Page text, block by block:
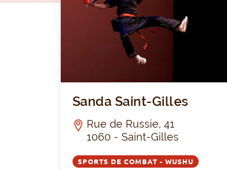
Sanda Saint-Gilles
Rue de Russie, 41
1060 - Saint-Gilles
SPORTS DE COMBAT - WUSHU